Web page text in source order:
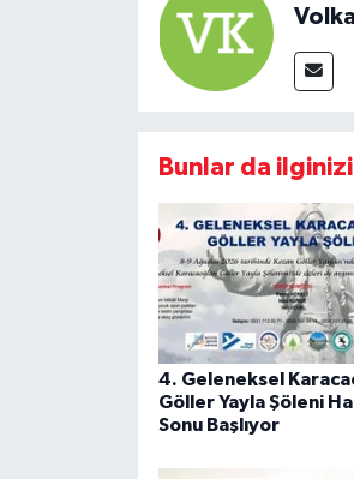
Bunlar da
4. Geleneksel
Göller Yayla Şöleni
Sonu Başlıyor